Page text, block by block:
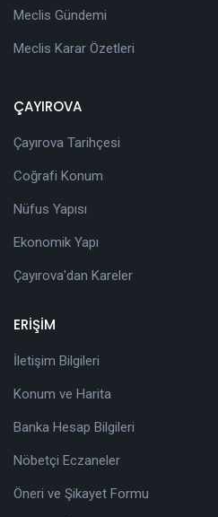
Meclis Gündemi
Meclis Karar Özetleri
ÇAYIROVA
Çayırova Tarihçesi
Coğrafi Konum
Nüfus Yapısı
Ekonomik Yapı
Çayırova'dan Kareler
ERİŞİM
İletişim Bilgileri
Konum ve Harita
Banka Hesap Bilgileri
Nöbetçi Eczaneler
Öneri ve Şikayet Formu